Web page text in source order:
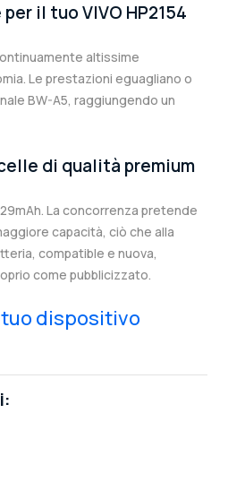
il tuo VIVO HP2154
altissime
Le prestazioni eguagliano o
BW-A5, raggiungendo un
di qualità premium
La concorrenza pretende
capacità, ciò che alla
compatible e nuova,
come pubblicizzato.
dispositivo